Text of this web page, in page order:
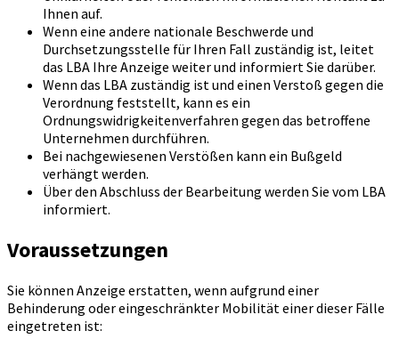
Ihnen auf.
Wenn eine andere nationale Beschwerde und
Durchsetzungsstelle für Ihren Fall zuständig ist, leitet
das LBA Ihre Anzeige weiter und informiert Sie darüber.
Wenn das LBA zuständig ist und einen Verstoß gegen die
Verordnung feststellt, kann es ein
Ordnungswidrigkeitenverfahren gegen das betroffene
Unternehmen durchführen.
Bei nachgewiesenen Verstößen kann ein Bußgeld
verhängt werden.
Über den Abschluss der Bearbeitung werden Sie vom LBA
informiert.
Voraussetzungen
Sie können Anzeige erstatten, wenn aufgrund einer
Behinderung oder eingeschränkter Mobilität einer dieser Fälle
eingetreten ist: